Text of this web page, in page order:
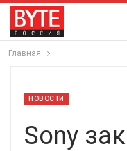
Главная
НОВОСТИ
Sony